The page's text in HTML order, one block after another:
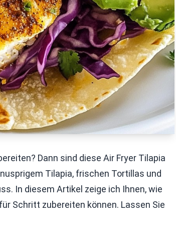
Dann sind diese Air Fryer Tilapia
Tilapia, frischen Tortillas und
In diesem Artikel zeige ich Ihnen, wie
Schritt zubereiten können. Lassen Sie